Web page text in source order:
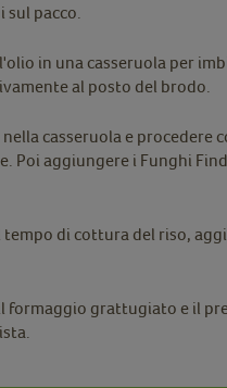
pacco.
in una casseruola per
al posto del brodo.
casseruola e procedere
Poi aggiungere i Funghi
tempo di cottura del riso,
formaggio grattugiato e il